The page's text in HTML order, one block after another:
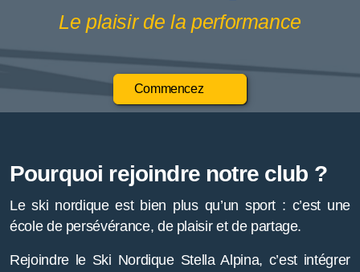
Le plaisir de la performance
Commencez
Pourquoi rejoindre notre club ?
Le ski nordique est bien plus qu’un sport : c’est une
école de persévérance, de plaisir et de partage.
Rejoindre le Ski Nordique Stella Alpina, c’est intégrer